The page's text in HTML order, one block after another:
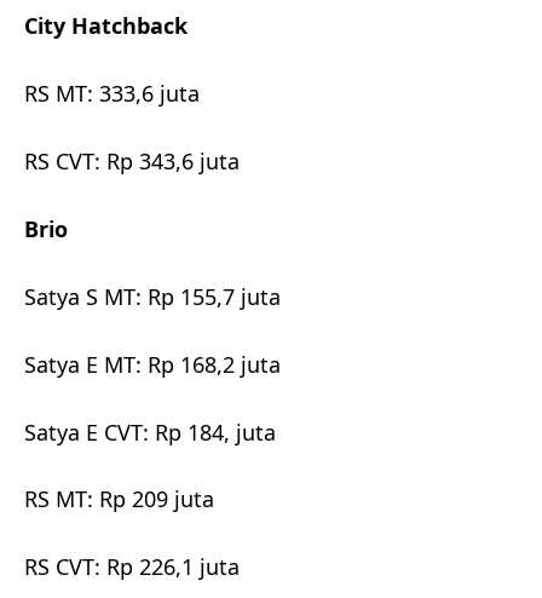
City Hatchback
RS MT: 333,6 juta
RS CVT: Rp 343,6 juta
Brio
Satya S MT: Rp 155,7 juta
Satya E MT: Rp 168,2 juta
Satya E CVT: Rp 184, juta
RS MT: Rp 209 juta
RS CVT: Rp 226,1 juta